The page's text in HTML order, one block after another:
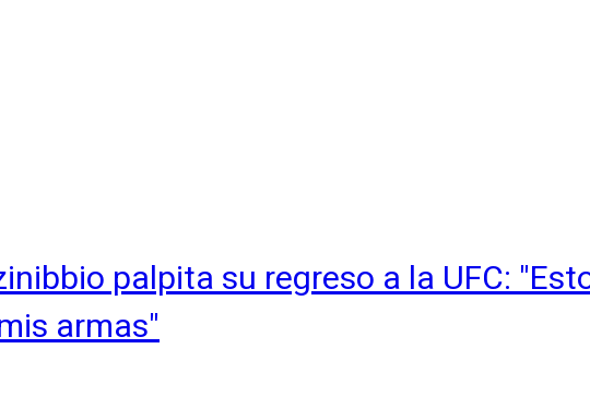
palpita su regreso a la UFC:
armas"